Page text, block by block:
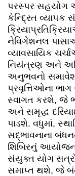
પરસ્પર સહયોગ
કેન્દ્રિત વ્યાપક
નેવિગેશનલ
વ્યાવસાયિક
નિયંત્રણ અને
અનુભવનો
પ્રવૃત્તિઓના
સ્વાગત કરશે, જે
અને સમૃદ્ધ
પાડશે. વધુમાં,
સદ્ભાવનાના
શિબિરનું
સંયુક્ત યોગ
સમાપ્ત થશે, જે બંને